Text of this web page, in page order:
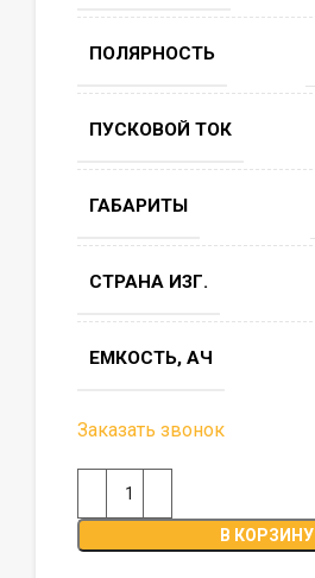
ПОЛЯРНОСТЬ
ПУСКОВОЙ ТОК
ГАБАРИТЫ
СТРАНА ИЗГ.
ЕМКОСТЬ, АЧ
Заказать звонок
В КОРЗИНУ